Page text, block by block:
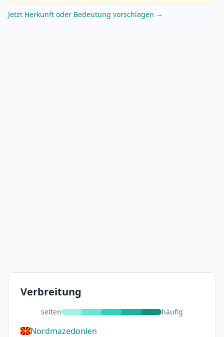
Jetzt Herkunft oder Bedeutung vorschlagen →
Verbreitung
selten häufig
Nordmazedonien